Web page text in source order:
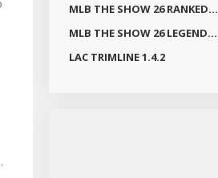
MLB THE SHOW 26 RANKED...
MLB THE SHOW 26 LEGEND...
LAC TRIMLINE 1.4.2